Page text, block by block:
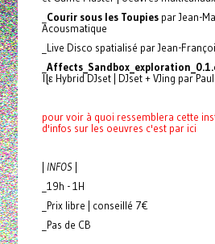
Courir sous les Toupiespar Jean-
Acousmatique
_Live Disco spatialisé par Jean-
Îɭε Hybrid DJset | DJset + VJing par
pour voir à quoi ressemblera cette
d'infos sur les oeuvres c'est par ici
INFOS
_19h - 1H
_Prix libre | conseillé 7€
_Pas de CB